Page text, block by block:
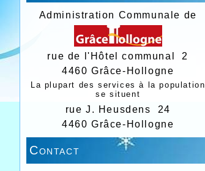
Administration Communale de
rue de l'Hôtel communal 2
4460 Grâce-Hollogne
La plupart des services à la population
se situent
rue J. Heusdens 24
4460 Grâce-Hollogne
Contact